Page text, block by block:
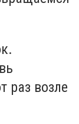
раз возле